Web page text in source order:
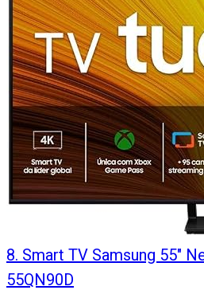
8. Smart TV Samsung 55"
55QN90D